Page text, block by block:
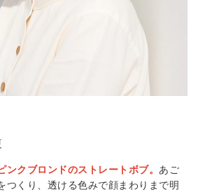
ンクブロンドのストレートボブ。 あご
つくり、透ける色みで顔まわりまで明